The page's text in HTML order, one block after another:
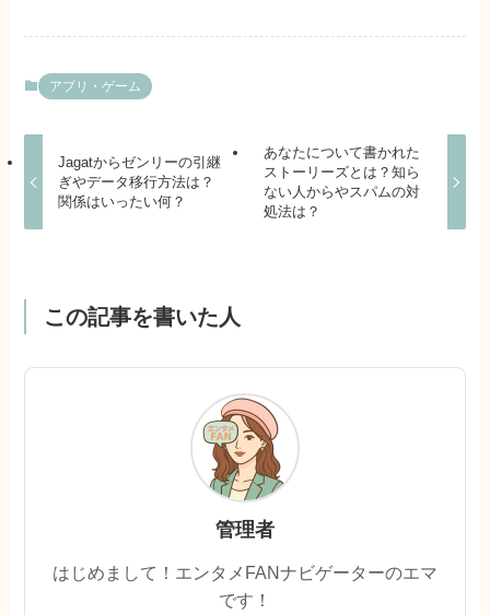
アプリ・ゲーム
Jagatからゼンリーの引継
ぎやデータ移行方法は？
関係はいったい何？
あなたについて書かれた
ストーリーズとは？知ら
ない人からやスパムの対
処法は？
この記事を書いた人
管理者
はじめまして！エンタメFANナビゲーターのエマ
です！